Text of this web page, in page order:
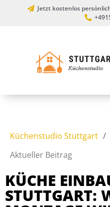
Jetzt kostenlos
Küchenstudio Stuttgart /
Aktueller Beitrag
KÜCHE
STUTTGART: